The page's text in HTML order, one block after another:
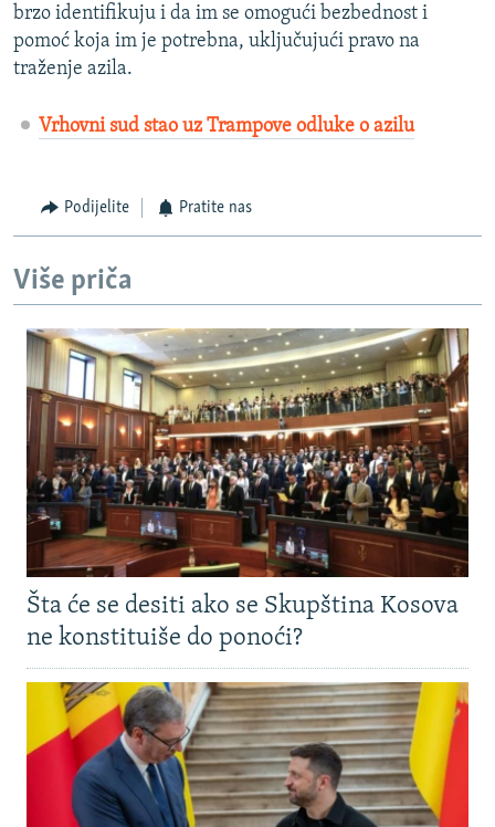
brzo identifikuju i da im se omogući bezbednost i
pomoć koja im je potrebna, uključujući pravo na
traženje azila.
Vrhovni sud stao uz Trampove odluke o azilu
Podijelite Pratite nas
Više priča
Šta će se desiti ako se Skupština Kosova
ne konstituiše do ponoći?